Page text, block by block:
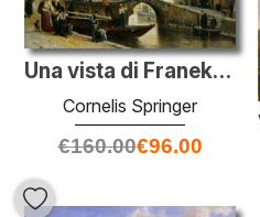
Una vista di Franeker con il Zakkendragershuisje
Cornelis Springer
€160.00€96.00